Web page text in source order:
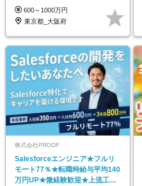
16日
600～1000万円
東京都_大阪府
株式会社PROOF
Salesforceエンジニア★フルリ
モート77％★転職時給与平均140
万円UP★微経験歓迎★上流工程